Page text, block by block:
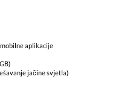
aplikacije
jačine svjetla)